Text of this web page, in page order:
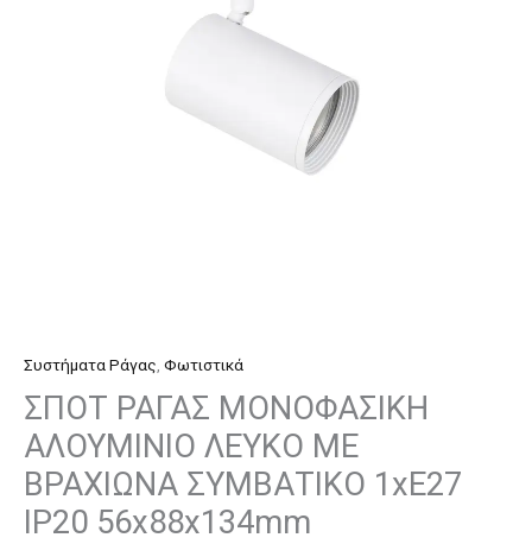
Συστήματα Ράγας, Φωτιστικά
ΣΠΟΤ ΡΑΓΑΣ ΜΟΝΟΦΑΣΙΚΗ
ΑΛΟΥΜΙΝΙΟ ΛΕΥΚΟ ΜΕ
ΒΡΑΧΙΩΝΑ ΣΥΜΒΑΤΙΚΟ 1xΕ27
IP20 56x88x134mm